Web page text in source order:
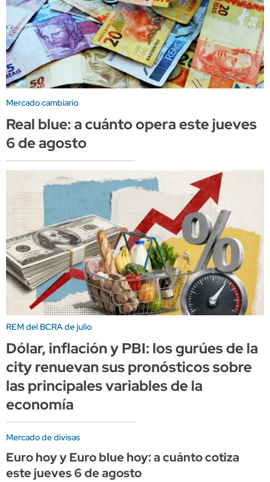
Mercado cambiario
Real blue: a cuánto opera este jueves
6 de agosto
REM del BCRA de julio
Dólar, inflación y PBI: los gurúes de la
city renuevan sus pronósticos sobre
las principales variables de la
economía
Mercado de divisas
Euro hoy y Euro blue hoy: a cuánto cotiza
este jueves 6 de agosto